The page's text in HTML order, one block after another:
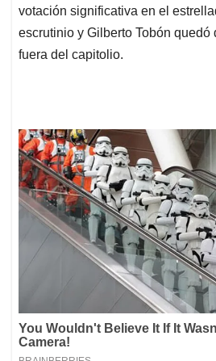
votación significativa en el
escrutinio y Gilberto Tobón quedó
fuera del capitolio.